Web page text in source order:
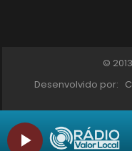
©
Desenvolvido por: